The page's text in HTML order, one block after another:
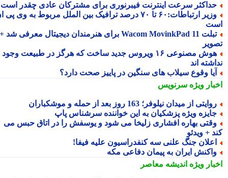
سرعت اینترنت فیبرنوری برای مشترکان عادی چقدر است؟
وزیر ارتباطات:۶۰ تا ۷۰ درصد ترافیک بین الملل مربوط به وی پی ان
تبلت Wacom MovinkPad 11 برای هنرمندان دیجیتال معرفی شد +
هوش مصنوعی ۱۶ ویروس جدید ساخت که هرگز در طبیعت وجود
اند
وقوع سیلاب های سنگین در پاییز صحت دارد؟
ویژهسرنویس
از میدان نیلوفر؛ 163 روز بعد از حمله و موشکباران
ویژه پزشکیان به این خواننده سرشناس پاپ
بهاره افشاری زلیخا می شود و یوسفش را در اتاق حبس می
+ ویدئو
جنگ علنی سه کنفدراسیون علیه فیفا!
ایران به پیمان دفاعی مکه
ویژهاندیشه معاصر